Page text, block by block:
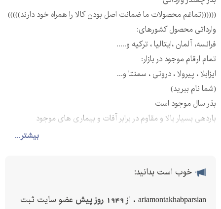
بیشتر...
((((((تماغم محصولات ما ضمانت اصل بودن کالا را همراه خود دارند)))))
وارداتی محصول کشورهای:
فرانسه، آلمان ،ایتالیا ، ترکیه و.....
تمام ارقام موجود در بازار:
ایزابلا ، پیرولا ، دروتی ، سمنتا و...
(شما نام ببرید)
بذر سال موجود است
باردهی بسیار بالا و مقاوم در برابر آفات و بیماری های موجود
خطوط ثابت جهت ارتباط:
خوب است بدانید:
ariamontakhabparsian ، از 1949 روز پیش
عضو سایت ثبت